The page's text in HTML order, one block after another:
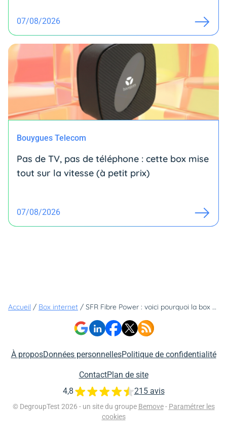
07/08/2026
Bouygues Telecom
Pas de TV, pas de téléphone : cette box mise
tout sur la vitesse (à petit prix)
07/08/2026
Accueil / Box internet / SFR Fibre Power : voici pourquoi la box star de SFR est l'une des box les plus intéressantes
À proposDonnées personnellesPolitique de confidentialité
ContactPlan de site
© DegroupTest 2026 - un site du groupe Bemove - Paramétrer les
cookies
4,8 215 avis